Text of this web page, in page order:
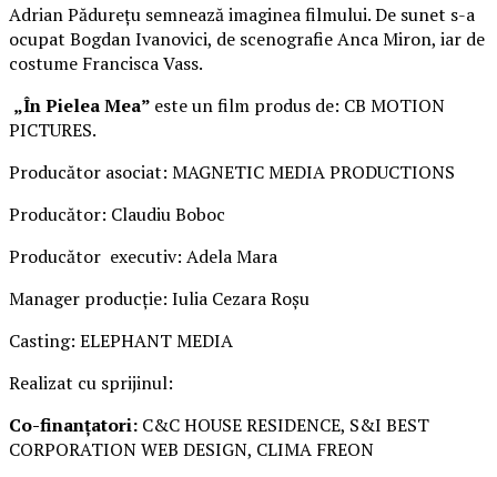
Adrian Pădurețu semnează imaginea filmului. De sunet s-a
ocupat Bogdan Ivanovici, de scenografie Anca Miron, iar de
costume Francisca Vass.
„În Pielea Mea” este un film produs de: CB MOTION
PICTURES.
Producător asociat: MAGNETIC MEDIA PRODUCTIONS
Producător: Claudiu Boboc
Producător executiv: Adela Mara
Manager producție: Iulia Cezara Roșu
Casting: ELEPHANT MEDIA
Realizat cu sprijinul:
Co-finanțatori: C&C HOUSE RESIDENCE, S&I BEST
CORPORATION WEB DESIGN, CLIMA FREON